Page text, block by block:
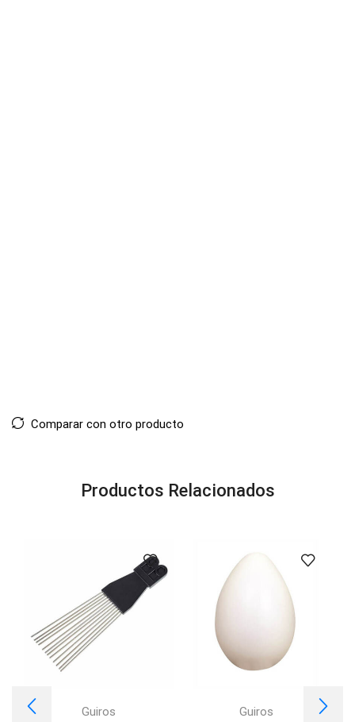
Comparar con otro producto
Productos Relacionados
Guiros Guiros